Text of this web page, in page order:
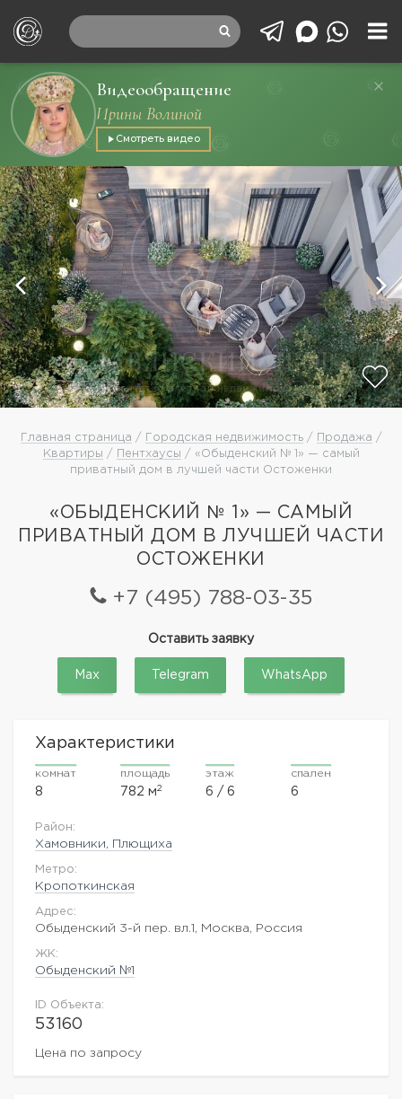
Видеообращение
Ирины Волиной
Смотреть видео
Главная страница / Городская недвижимость/ Продажа /
Квартиры / Пентхаусы / «Обыденский № 1» — самый
приватный дом в лучшей части Остоженки
«ОБЫДЕНСКИЙ № 1» — САМЫЙ
ПРИВАТНЫЙ ДОМ В ЛУЧШЕЙ ЧАСТИ
ОСТОЖЕНКИ
+7 (495) 788-03-35
Оставить заявку
Max Telegram WhatsApp
Характеристики
комнат
8
площадь
782 м2
этаж
6 / 6
спален
6
Район:
Хамовники, Плющиха
Метро:
Кропоткинская
Адрес:
Обыденский 3-й пер. вл.1, Москва, Россия
ЖK:
Обыденский №1
ID Объекта:
53160
Цена по запросу